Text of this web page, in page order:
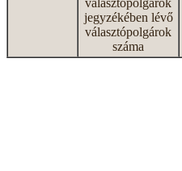
választópolgárok
jegyzékében lévő
választópolgárok
száma